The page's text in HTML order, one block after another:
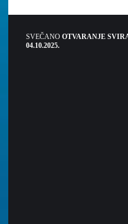
SVEČANO OTVARANJE
04.10.2025.